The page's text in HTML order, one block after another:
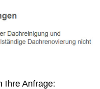
Ihre Anfrage: